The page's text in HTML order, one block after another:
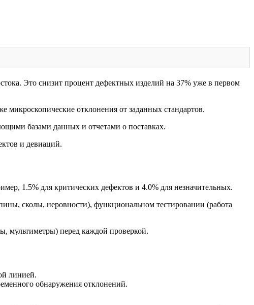
Это снизит процент дефектных изделий на 37% уже в первом
отклонения от заданных стандартов.
базами данных и отчетами о поставках.
и девиаций.
1.5% для критических дефектов и 4.0% для незначительных.
сколы, неровности), функциональном тестировании (работа
мультиметры) перед каждой проверкой.
линией.
обнаружения отклонений.